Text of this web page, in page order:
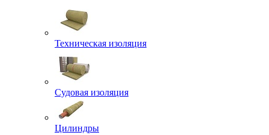
Техническая изоляция
Судовая изоляция
Цилиндры